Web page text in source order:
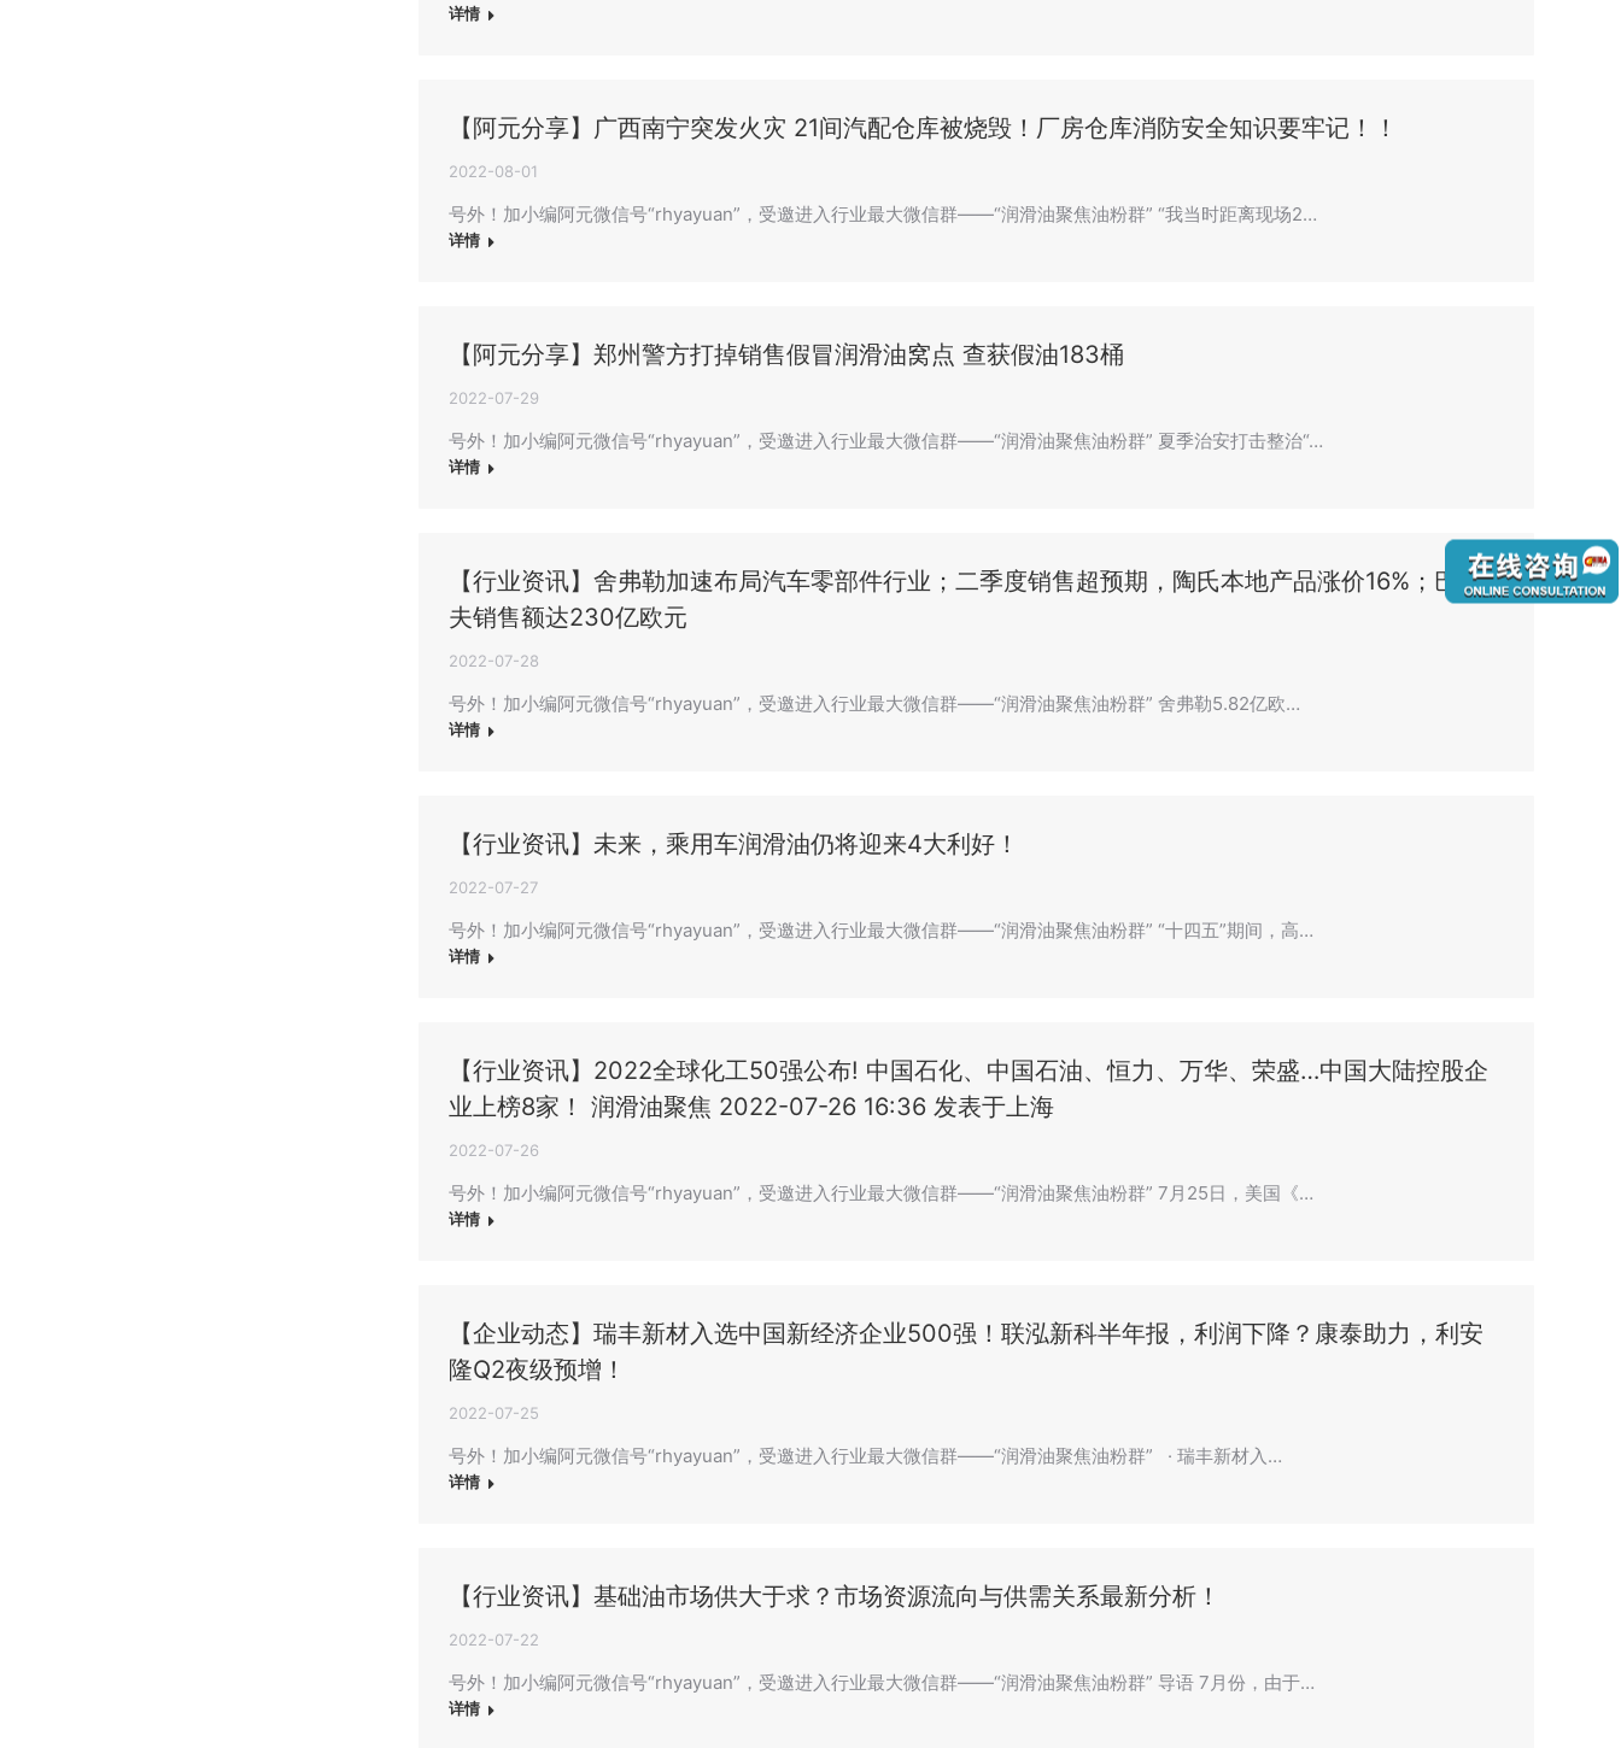
详情
【阿元分享】广西南宁突发火灾 21间汽配仓库被烧毁！厂房仓库消防安全知识要牢记！！
2022-08-01
号外！加小编阿元微信号“rhyayuan”，受邀进入行业最大微信群——“润滑油聚焦油粉群” “我当时距离现场2…
详情
【阿元分享】郑州警方打掉销售假冒润滑油窝点 查获假油183桶
2022-07-29
号外！加小编阿元微信号“rhyayuan”，受邀进入行业最大微信群——“润滑油聚焦油粉群” 夏季治安打击整治“…
详情
【行业资讯】舍弗勒加速布局汽车零部件行业；二季度销售超预期，陶氏本地产品涨价16%；巴斯
夫销售额达230亿欧元
2022-07-28
号外！加小编阿元微信号“rhyayuan”，受邀进入行业最大微信群——“润滑油聚焦油粉群” 舍弗勒5.82亿欧…
详情
【行业资讯】未来，乘用车润滑油仍将迎来4大利好！
2022-07-27
号外！加小编阿元微信号“rhyayuan”，受邀进入行业最大微信群——“润滑油聚焦油粉群” “十四五”期间，高…
详情
【行业资讯】2022全球化工50强公布! 中国石化、中国石油、恒力、万华、荣盛…中国大陆控股企
业上榜8家！ 润滑油聚焦 2022-07-26 16:36 发表于上海
2022-07-26
号外！加小编阿元微信号“rhyayuan”，受邀进入行业最大微信群——“润滑油聚焦油粉群” 7月25日，美国《…
详情
【企业动态】瑞丰新材入选中国新经济企业500强！联泓新科半年报，利润下降？康泰助力，利安
隆Q2夜级预增！
2022-07-25
号外！加小编阿元微信号“rhyayuan”，受邀进入行业最大微信群——“润滑油聚焦油粉群” · 瑞丰新材入…
详情
【行业资讯】基础油市场供大于求？市场资源流向与供需关系最新分析！
2022-07-22
号外！加小编阿元微信号“rhyayuan”，受邀进入行业最大微信群——“润滑油聚焦油粉群” 导语 7月份，由于…
详情